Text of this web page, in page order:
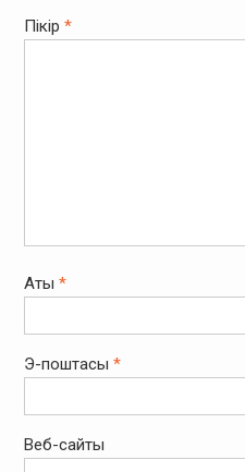
Пікір *
Аты *
Э-поштасы *
Веб-сайты